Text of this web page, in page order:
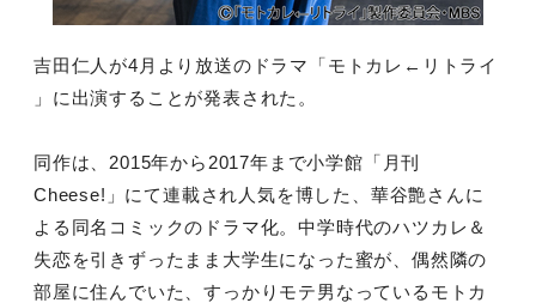
吉田仁人が4月より放送のドラマ「モトカレ←リトライ
」に出演することが発表された。
同作は、2015年から2017年まで小学館「月刊
Cheese!」にて連載され人気を博した、華谷艶さんに
よる同名コミックのドラマ化。中学時代のハツカレ＆
失恋を引きずったまま大学生になった蜜が、偶然隣の
部屋に住んでいた、すっかりモテ男なっているモトカ